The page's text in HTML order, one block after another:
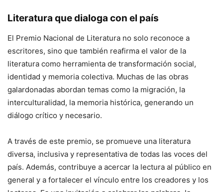
Literatura que dialoga con el país
El Premio Nacional de Literatura no solo reconoce a
escritores, sino que también reafirma el valor de la
literatura como herramienta de transformación social,
identidad y memoria colectiva. Muchas de las obras
galardonadas abordan temas como la migración, la
interculturalidad, la memoria histórica, generando un
diálogo crítico y necesario.
A través de este premio, se promueve una literatura
diversa, inclusiva y representativa de todas las voces del
país. Además, contribuye a acercar la lectura al público en
general y a fortalecer el vínculo entre los creadores y los